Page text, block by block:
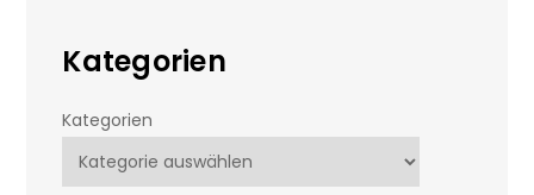
Kategorien
Kategorien